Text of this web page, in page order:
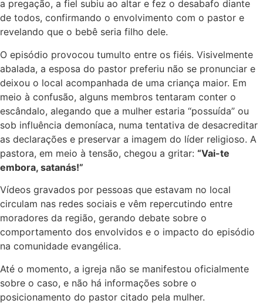
a pregação, a fiel subiu ao altar e fez o desabafo diante
de todos, confirmando o envolvimento com o pastor e
revelando que o bebê seria filho dele.
O episódio provocou tumulto entre os fiéis. Visivelmente
abalada, a esposa do pastor preferiu não se pronunciar e
deixou o local acompanhada de uma criança maior. Em
meio à confusão, alguns membros tentaram conter o
escândalo, alegando que a mulher estaria “possuída” ou
sob influência demoníaca, numa tentativa de desacreditar
as declarações e preservar a imagem do líder religioso. A
pastora, em meio à tensão, chegou a gritar: “Vai-te
embora, satanás!”
Vídeos gravados por pessoas que estavam no local
circulam nas redes sociais e vêm repercutindo entre
moradores da região, gerando debate sobre o
comportamento dos envolvidos e o impacto do episódio
na comunidade evangélica.
Até o momento, a igreja não se manifestou oficialmente
sobre o caso, e não há informações sobre o
posicionamento do pastor citado pela mulher.